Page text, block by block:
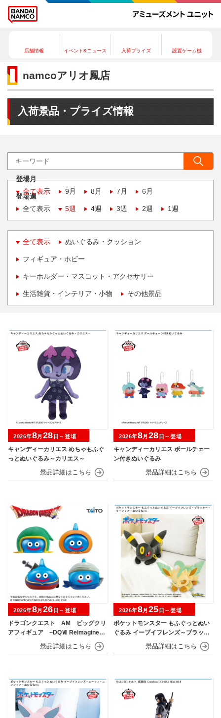
店舗情報 イベント&ニュース 入荷プライズ 設置ゲーム機
namcoアリオ鳳店
入荷景品・プライズ情報
登場月
全て表示
9月 8月 7月 6月
登場週
全て表示
5週 4週 3週 2週 1週
全て表示 ぬいぐるみ・クッション
フィギュア・ホビー
キーホルダー・マスコット・アクセサリー
生活雑貨・インテリア・小物 その他景品
キャンディーカリエス めちゃもふぐ
っとぬいぐるみ～カリエス～
2026年8月 28 日～登場
キャンディーカリエス ボールチェー
ン付きぬいぐるみ
2026年8月 28 日～登場
ドラゴンクエスト AM ビッグクリ
アフィギュア ~DQⅦ Reimagined
発売記念編~
2026年8月 26 日～登場
ポケットモンスター もふぐっとぬい
ぐるみ イーブイフレンズ～ブラッキ
ー・リーフィア～おひるねver.
2026年8月 25 日～登場